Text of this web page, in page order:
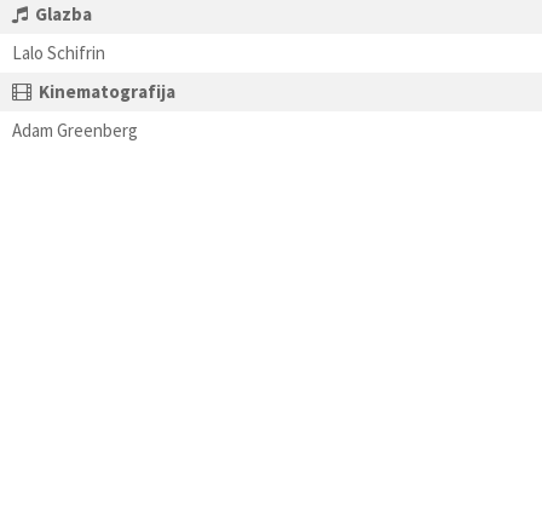
Glazba
Lalo Schifrin
Kinematografija
Adam Greenberg